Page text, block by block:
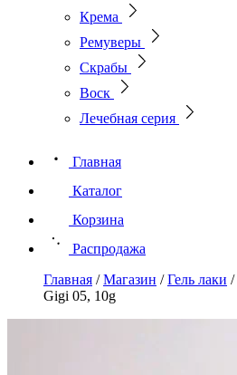
Крема
Ремуверы
Скрабы
Воск
Лечебная серия
Главная
Каталог
Корзина
Распродажа
Главная /Магазин /Гель лаки /
Gigi 05, 10g